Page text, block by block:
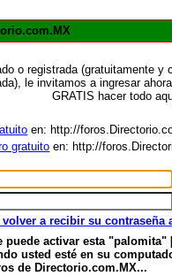
o registrada (gratuitamente
le invitamos a ingresar
GRATIS hacer todo
en: http://
gratuito en: http://
volver a recibir su
puede activar esta
usted esté en su
de Directorio.com.MX...